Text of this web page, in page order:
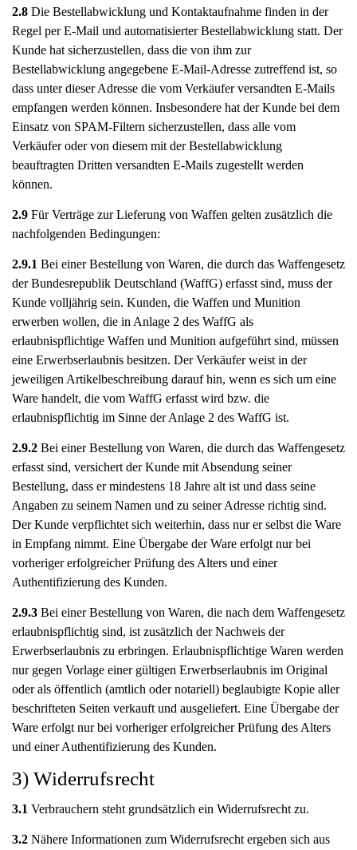
2.8 Die Bestellabwicklung und Kontaktaufnahme finden in der
Regel per E-Mail und automatisierter Bestellabwicklung statt. Der
Kunde hat sicherzustellen, dass die von ihm zur
Bestellabwicklung angegebene E-Mail-Adresse zutreffend ist, so
dass unter dieser Adresse die vom Verkäufer versandten E-Mails
empfangen werden können. Insbesondere hat der Kunde bei dem
Einsatz von SPAM-Filtern sicherzustellen, dass alle vom
Verkäufer oder von diesem mit der Bestellabwicklung
beauftragten Dritten versandten E-Mails zugestellt werden
können.
2.9 Für Verträge zur Lieferung von Waffen gelten zusätzlich die
nachfolgenden Bedingungen:
2.9.1 Bei einer Bestellung von Waren, die durch das Waffengesetz
der Bundesrepublik Deutschland (WaffG) erfasst sind, muss der
Kunde volljährig sein. Kunden, die Waffen und Munition
erwerben wollen, die in Anlage 2 des WaffG als
erlaubnispflichtige Waffen und Munition aufgeführt sind, müssen
eine Erwerbserlaubnis besitzen. Der Verkäufer weist in der
jeweiligen Artikelbeschreibung darauf hin, wenn es sich um eine
Ware handelt, die vom WaffG erfasst wird bzw. die
erlaubnispflichtig im Sinne der Anlage 2 des WaffG ist.
2.9.2 Bei einer Bestellung von Waren, die durch das Waffengesetz
erfasst sind, versichert der Kunde mit Absendung seiner
Bestellung, dass er mindestens 18 Jahre alt ist und dass seine
Angaben zu seinem Namen und zu seiner Adresse richtig sind.
Der Kunde verpflichtet sich weiterhin, dass nur er selbst die Ware
in Empfang nimmt. Eine Übergabe der Ware erfolgt nur bei
vorheriger erfolgreicher Prüfung des Alters und einer
Authentifizierung des Kunden.
2.9.3 Bei einer Bestellung von Waren, die nach dem Waffengesetz
erlaubnispflichtig sind, ist zusätzlich der Nachweis der
Erwerbserlaubnis zu erbringen. Erlaubnispflichtige Waren werden
nur gegen Vorlage einer gültigen Erwerbserlaubnis im Original
oder als öffentlich (amtlich oder notariell) beglaubigte Kopie aller
beschrifteten Seiten verkauft und ausgeliefert. Eine Übergabe der
Ware erfolgt nur bei vorheriger erfolgreicher Prüfung des Alters
und einer Authentifizierung des Kunden.
3) Widerrufsrecht
3.1 Verbrauchern steht grundsätzlich ein Widerrufsrecht zu.
3.2 Nähere Informationen zum Widerrufsrecht ergeben sich aus